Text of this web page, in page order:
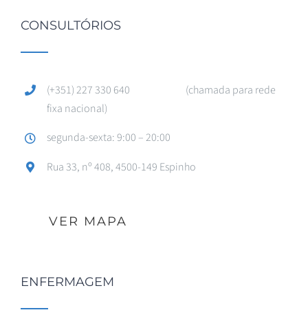
CONSULTÓRIOS
(+351) 227 330 640 (chamada para rede
fixa nacional)
segunda-sexta: 9:00 – 20:00
Rua 33, nº 408, 4500-149 Espinho
VER MAPA
ENFERMAGEM